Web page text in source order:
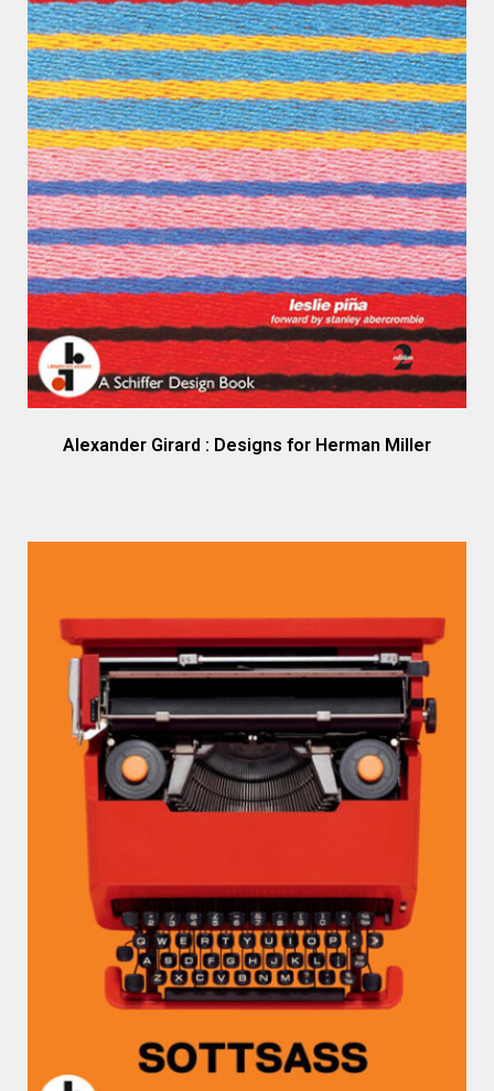
Alexander Girard : Designs for Herman Miller